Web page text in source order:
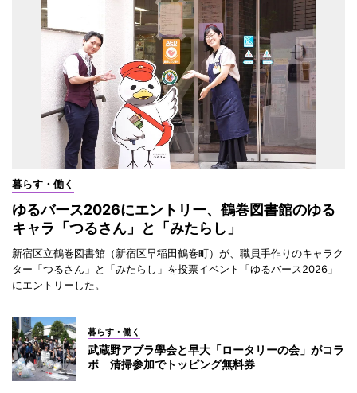
暮らす・働く
ゆるバース2026にエントリー、鶴巻図書館のゆる
キャラ「つるさん」と「みたらし」
新宿区立鶴巻図書館（新宿区早稲田鶴巻町）が、職員手作りのキャラク
ター「つるさん」と「みたらし」を投票イベント「ゆるバース2026」
にエントリーした。
暮らす・働く
武蔵野アブラ學会と早大「ロータリーの会」がコラ
ボ 清掃参加でトッピング無料券